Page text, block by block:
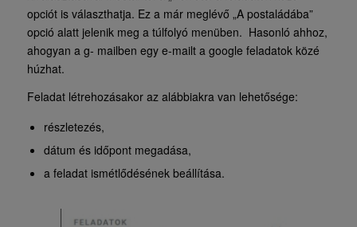
opciót is választhatja. Ez a már meglévő „A postaládába”
opció alatt jelenik meg a túlfolyó menüben. Hasonló ahhoz,
ahogyan a g- mailben egy e-mailt a google feladatok közé
húzhat.
Feladat létrehozásakor az alábbiakra van lehetősége:
részletezés,
dátum és időpont megadása,
a feladat ismétlődésének beállítása.